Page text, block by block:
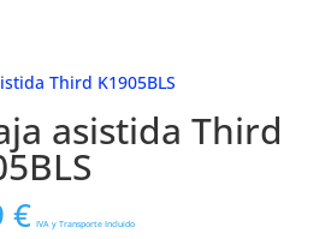
Third K1905BLS
asistida Third
€ IVA y Transporte Incluido